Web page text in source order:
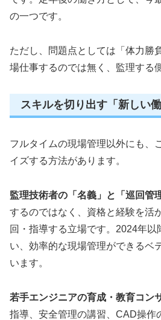
の一つです。
ただし、問題点としては「体力勝
場仕事するのでは無く、監理する
スキルを切り出す「新しい働
フルタイムの現場管理以外にも、
イズする方法があります。
監理技術者の「名義」と「巡回管理
するのではなく、資格と経験を活
回・指導する立場です。2024年
い、効率的な現場管理ができるベ
います。
若手エンジニアの育成・教育コン
指導、安全管理の講習、CAD操作